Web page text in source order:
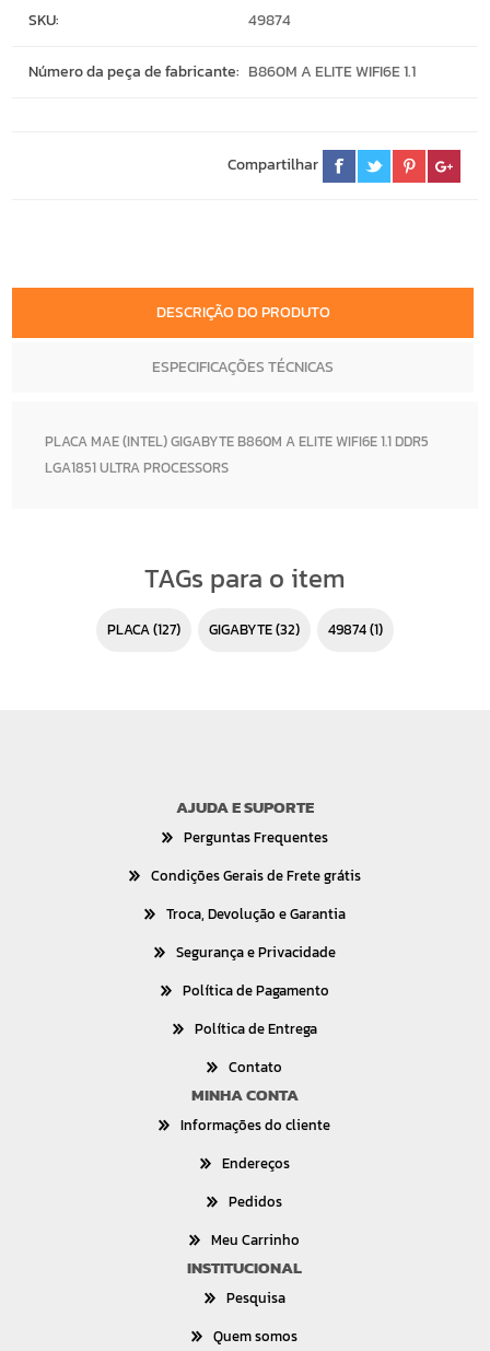
SKU: 49874
Número da peça de fabricante: B860M A ELITE WIFI6E 1.1
Compartilhar
DESCRIÇÃO DO PRODUTO
ESPECIFICAÇÕES TÉCNICAS
PLACA MAE (INTEL) GIGABYTE B860M A ELITE WIFI6E 1.1 DDR5
LGA1851 ULTRA PROCESSORS
TAGs para o item
PLACA(127) GIGABYTE(32) 49874(1)
AJUDA E SUPORTE
Perguntas Frequentes
Condições Gerais de Frete grátis
Troca, Devolução e Garantia
Segurança e Privacidade
Política de Pagamento
Política de Entrega
Contato
MINHA CONTA
Informações do cliente
Endereços
Pedidos
Meu Carrinho
INSTITUCIONAL
Pesquisa
Quem somos